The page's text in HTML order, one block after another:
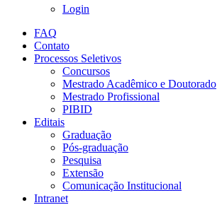
Login
FAQ
Contato
Processos Seletivos
Concursos
Mestrado Acadêmico e Doutorado
Mestrado Profissional
PIBID
Editais
Graduação
Pós-graduação
Pesquisa
Extensão
Comunicação Institucional
Intranet